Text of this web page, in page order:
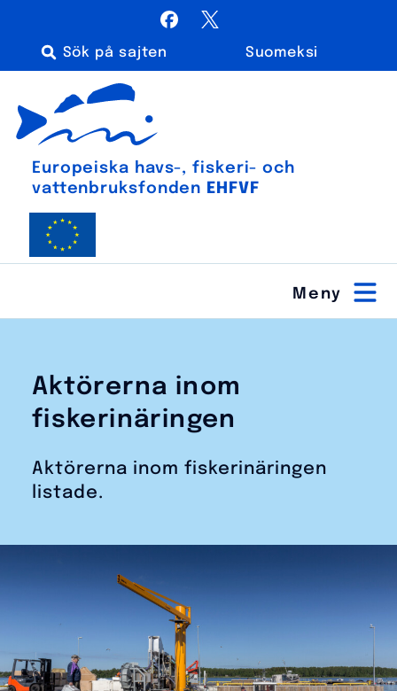
innehåll
Facebook
Suomeksi
Euroopan meri-, kalatalous- ja vesiviljelyrahasto
Europeiska havs-, fiskeri- och
vatten­bruks­fonden
EHFVF
Aktörerna inom
fiskerinäringen
Aktörerna inom fiskerinäringen
listade.